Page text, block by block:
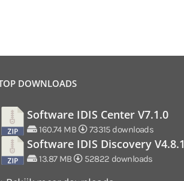
DOWNLOADS
Software IDIS Center V7.1.0
160.74 MB 73315 downloads
Software IDIS Discovery V4.8.1
13.87 MB 52822 downloads